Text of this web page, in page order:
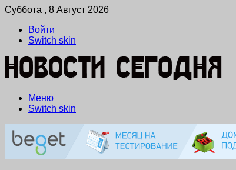
Суббота , 8 Август 2026
Войти
Switch skin
Меню
Switch skin